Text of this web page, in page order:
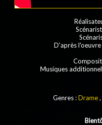
D'après
Musiques
Genres :Drame